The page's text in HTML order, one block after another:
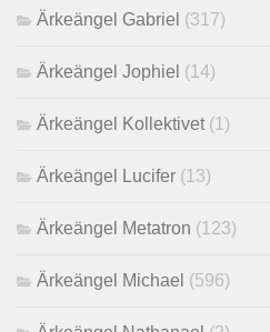
Ärkeängel Gabriel (317)
Ärkeängel Jophiel (14)
Ärkeängel Kollektivet (1)
Ärkeängel Lucifer (13)
Ärkeängel Metatron (123)
Ärkeängel Michael (596)